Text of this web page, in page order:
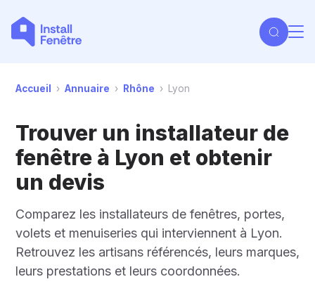
Accueil › Annuaire › Rhône › Lyon
Trouver un installateur de
fenêtre à Lyon et obtenir
un devis
Comparez les installateurs de fenêtres, portes,
volets et menuiseries qui interviennent à Lyon.
Retrouvez les artisans référencés, leurs marques,
leurs prestations et leurs coordonnées.